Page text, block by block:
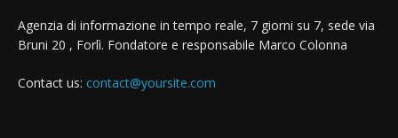
Agenzia di informazione in tempo reale, 7 giorni su 7, sede via
Bruni 20 , Forlì. Fondatore e responsabile Marco Colonna
Contact us: contact@yoursite.com